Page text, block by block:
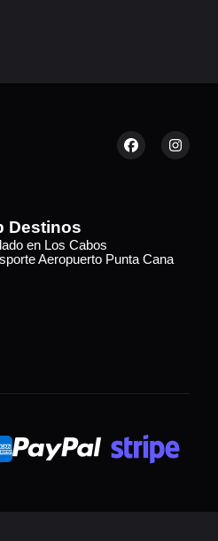
Destinos
en Los Cabos
Aeropuerto Punta Cana